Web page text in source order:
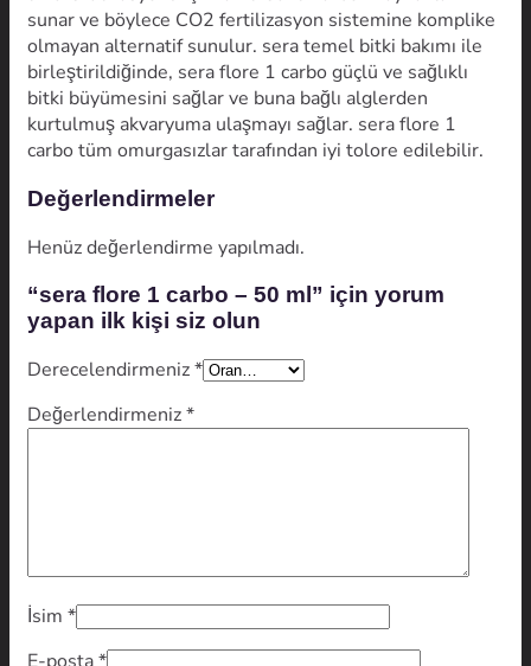
sunar ve böylece CO2 fertilizasyon sistemine komplike
olmayan alternatif sunulur. sera temel bitki bakımı ile
birleştirildiğinde, sera flore 1 carbo güçlü ve sağlıklı
bitki büyümesini sağlar ve buna bağlı alglerden
kurtulmuş akvaryuma ulaşmayı sağlar. sera flore 1
carbo tüm omurgasızlar tarafından iyi tolore edilebilir.
Değerlendirmeler
Henüz değerlendirme yapılmadı.
“sera flore 1 carbo – 50 ml” için yorum
yapan ilk kişi siz olun
Derecelendirmeniz*
Değerlendirmeniz*
İsim *